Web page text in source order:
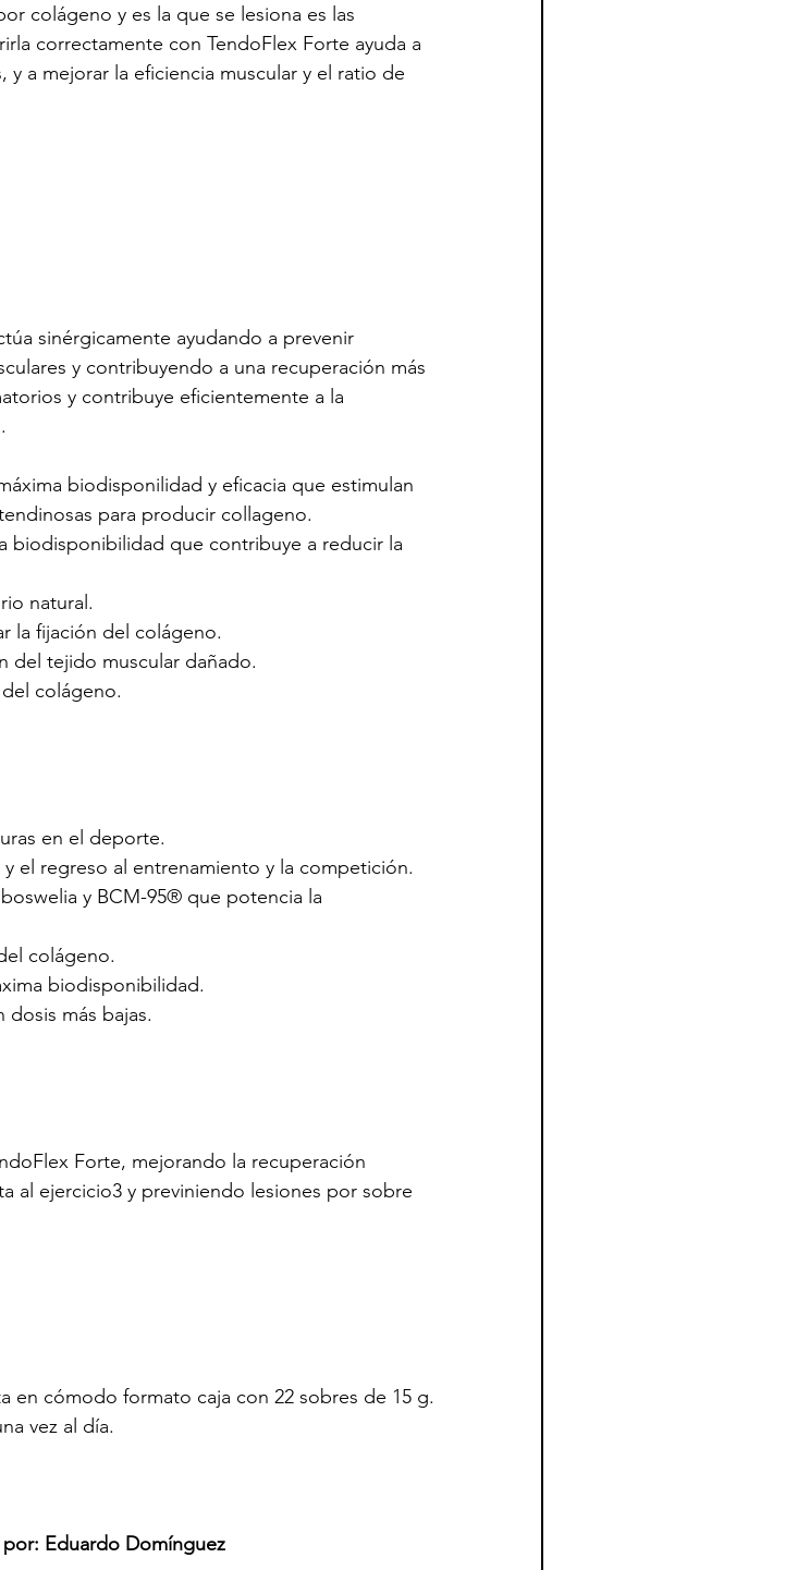
colágeno y es la que se lesiona es las
correctamente con TendoFlex Forte ayuda a
a mejorar la eficiencia muscular y el ratio de
sinérgicamente ayudando a prevenir
y contribuyendo a una recuperación más
y contribuye eficientemente a la
biodisponilidad y eficacia que estimulan
para producir collageno.
biodisponibilidad que contribuye a reducir la
natural.
la fijación del colágeno.
del tejido muscular dañado.
colágeno.
en el deporte.
el regreso al entrenamiento y la competición.
y BCM-95® que potencia la
colágeno.
biodisponibilidad.
más bajas.
Forte, mejorando la recuperación
al ejercicio3 y previniendo lesiones por sobre
en cómodo formato caja con 22 sobres de 15 g.
vez al día.
Eduardo Domínguez